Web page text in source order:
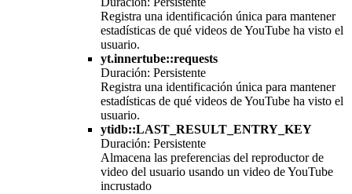
Registra una identificación única para mantener
estadísticas de qué videos de YouTube ha visto el
usuario.
yt.innertube::requests
Duración: Persistente
Registra una identificación única para mantener
estadísticas de qué videos de YouTube ha visto el
usuario.
ytidb::LAST_RESULT_ENTRY_KEY
Duración: Persistente
Almacena las preferencias del reproductor de
video del usuario usando un video de YouTube
incrustado